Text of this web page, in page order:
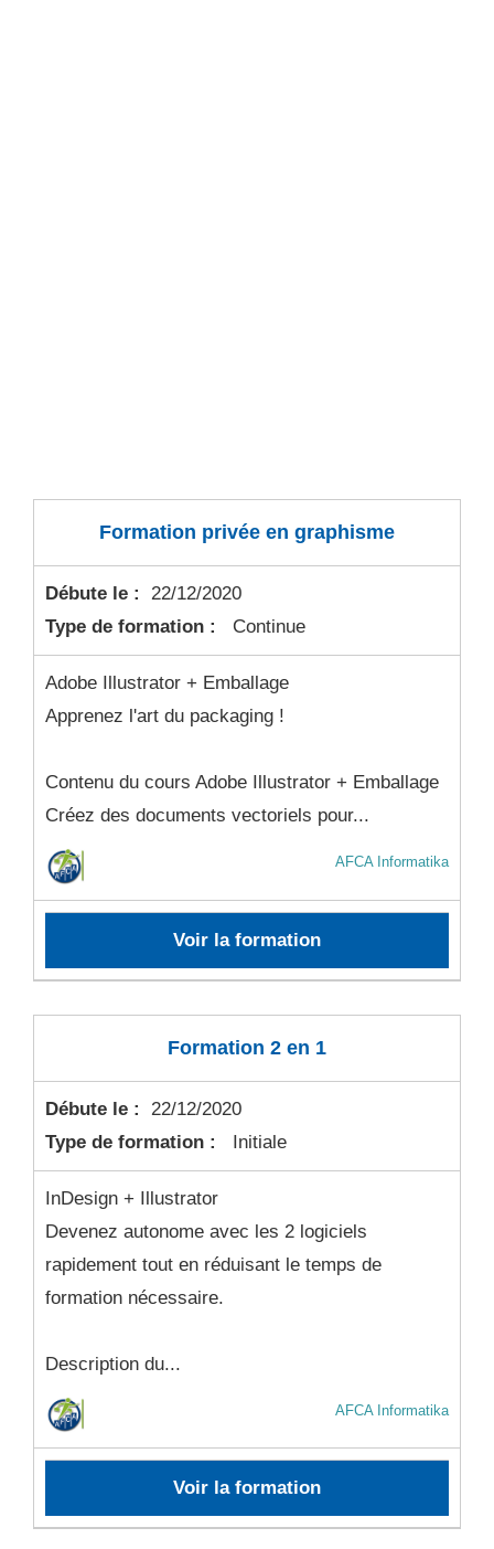
Formation privée en graphisme
Débute le :
22/12/2020
Type de formation :
Continue
Adobe Illustrator + Emballage
Apprenez l'art du packaging !
Contenu du cours Adobe Illustrator + Emballage
Créez des documents vectoriels pour...
AFCA Informatika
Voir la formation
Formation 2 en 1
Débute le :
22/12/2020
Type de formation :
Initiale
InDesign + Illustrator
Devenez autonome avec les 2 logiciels
rapidement tout en réduisant le temps de
formation nécessaire.
Description du...
AFCA Informatika
Voir la formation